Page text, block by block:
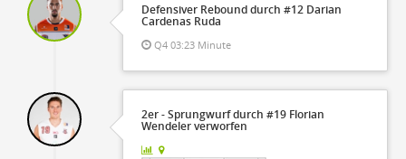
Defensiver Rebound durch #12 Darian
Cardenas Ruda
Q4 03:23 Minute
2er - Sprungwurf durch #19 Florian
Wendeler verworfen